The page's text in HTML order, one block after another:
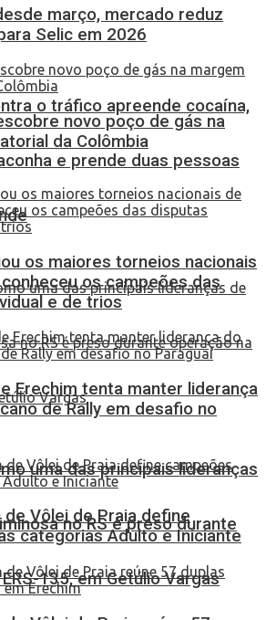
o tráfico apreende cocaína,
e prende duas pessoas
uma das principais lideranças
no RS é preso durante
135, em Getúlio Vargas
março, mercado reduz
Selic em 2026
novo poço de gás na
da Colômbia
os maiores torneios nacionais
os campeões das
e de trios
Erechim tenta manter liderança
de Rally em desafio no
de Vôlei de Praia define
categorias Adulto e Iniciante